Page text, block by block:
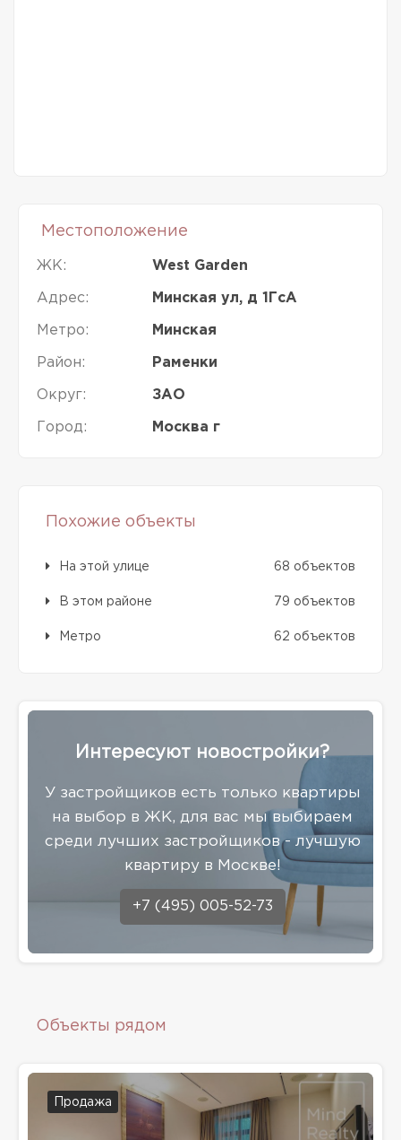
Местоположение
ЖК: West Garden
Адрес: Минская ул, д 1ГсА
Метро: Минская
Район: Раменки
Округ: ЗАО
Город: Москва г
Похожие объекты
На этой улице 68 объектов
В этом районе 79 объектов
Метро 62 объектов
Интересуют новостройки?
У застройщиков есть только квартиры
на выбор в ЖК, для вас мы выбираем
среди лучших застройщиков - лучшую
квартиру в Москве!
+7 (495) 005-52-73
Объекты рядом
Продажа